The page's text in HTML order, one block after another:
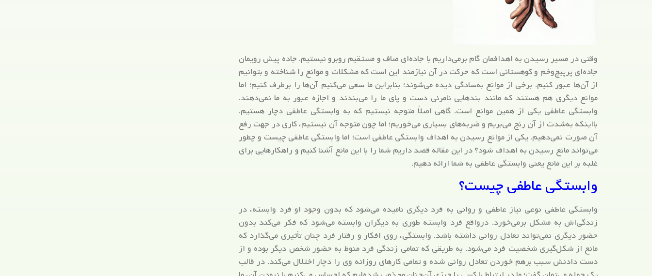
وقتی در مسیر رسیدن به اهدافمان گام برمی‌داریم با جاده‌ای صاف و مستقیم روبرو نیستیم. جاده پیش رویمان
جاده‌ای پرپیچ‌وخم و کوهستانی است که حرکت در آن نیازمند این است که مشکلات و موانع را شناخته و بتوانیم
از آن‌ها عبور کنیم. برخی از موانع به‌سادگی دیده می‌شوند؛ بنابراین ما سعی می‌کنیم آن‌ها را برطرف کنیم؛ اما
موانع دیگری هم هستند که مانند بندهایی نامرئی دست و پای ما را می‌بندند و اجازه عبور به ما نمی‌دهند.
وابستگی عاطفی یکی از همین موانع است. گاهی اصلاً متوجه نیستیم که به وابستگی عاطفی دچار هستیم.
بااینکه به‌شدت از آن رنج می‌بریم و ضربه‌های بسیاری می‌خوریم؛ اما چون متوجه آن نیستیم، کاری در جهت رفع
آن صورت نمی‌دهیم. یکی از موانع رسیدن به اهداف وابستگی عاطفی است؛ اما وابستگی عاطفی چیست و چطور
می‌تواند مانع رسیدن به اهداف شود؟ در این مقاله قصد داریم شما را با این مانع آشنا کنیم و راهکارهایی برای
غلبه بر این مانع یعنی وابستگی عاطفی به شما ارائه دهیم.
وابستگی عاطفی چیست؟
وابستگی عاطفی نوعی نیاز عاطفی و روانی به فرد دیگری نامیده می‌شود که بدون وجود او فرد وابسته، در
زندگی‌اش به مشکل برمی‌خورد. درواقع فرد وابسته طوری به دیگران وابسته می‌شود که فکر می‌کند بدون
حضور دیگری نمی‌تواند تعادل روانی داشته باشد. وابستگی، روی افکار و رفتار فرد چنان تأثیری می‌گذارد که
مانع از شکل‌گیری شخصیت فرد می‌شود. به طریقی که تمامی زندگی فرد منوط به حضور شخص دیگر بوده و از
دست دادنش سبب برهم خوردن تعادل روانی شده و تمامی کار‌های روزانه وی را دچار اختلال می‌کند. در قالب